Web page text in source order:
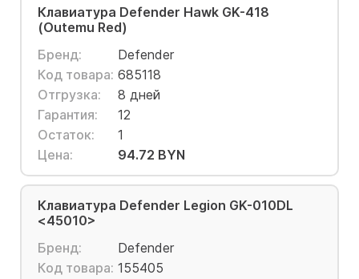
Клавиатура Defender Hawk GK-418
(Outemu Red)
Бренд:
Defender
Код товара: 685118
Отгрузка:
8 дней
Гарантия:
12
Остаток:
1
Цена:
94.72 BYN
Клавиатура Defender Legion GK-010DL
<45010>
Бренд:
Defender
Код товара: 155405